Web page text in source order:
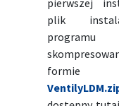
pierwszej
plik
formie